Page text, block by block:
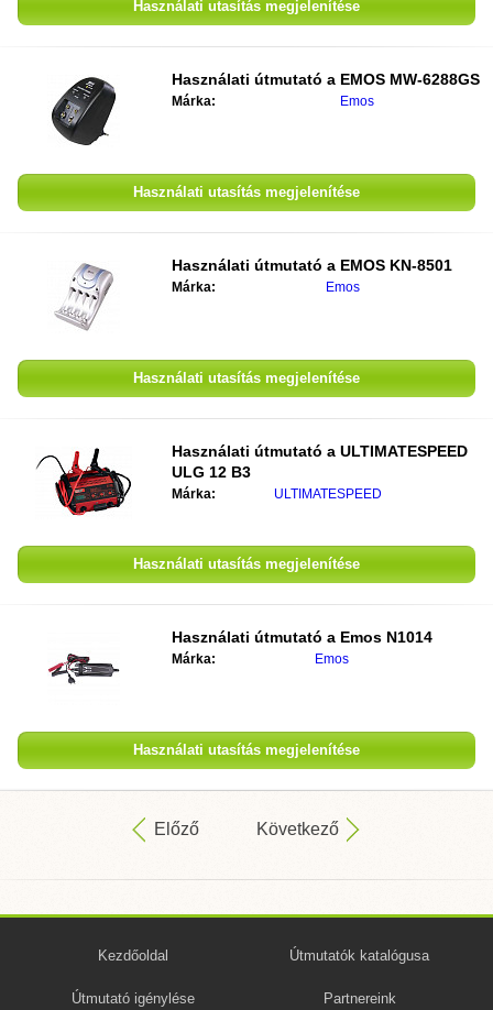
Használati utasítás megjelenítése
Használati útmutató a EMOS MW-6288GS
Márka: Emos
Használati utasítás megjelenítése
Használati útmutató a EMOS KN-8501
Márka: Emos
Használati utasítás megjelenítése
Használati útmutató a ULTIMATESPEED
ULG 12 B3
Márka: ULTIMATESPEED
Használati utasítás megjelenítése
Használati útmutató a Emos N1014
Márka: Emos
Használati utasítás megjelenítése
Előző Következő
Kezdőoldal Útmutatók katalógusa
Útmutató igénylése Partnereink